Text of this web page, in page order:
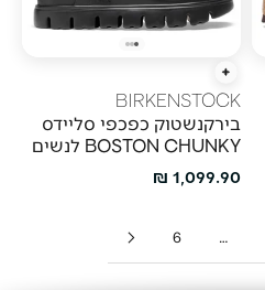
הוספה מהירה
BIRKENSTOCK
בירקנשטוק כפכפי סליידס
BOSTON CHUNKY לנשים
מחיר מבצע
1,099.90 ₪
…
6